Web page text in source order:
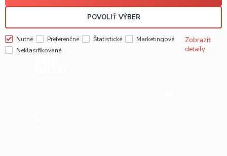
POVOLIŤ VÝBER
Nutné Preferenčné Štatistické
Marketingové
Neklasifikované
Zobraziť
detaily